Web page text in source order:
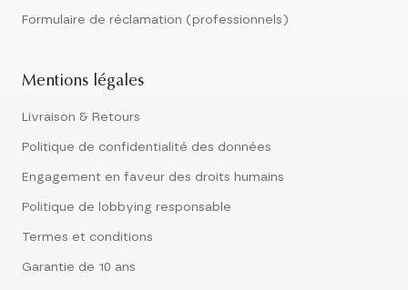
Formulaire de réclamation (professionnels)
Mentions légales
Livraison & Retours
Politique de confidentialité des données
Engagement en faveur des droits humains
Politique de lobbying responsable
Termes et conditions
Garantie de 10 ans